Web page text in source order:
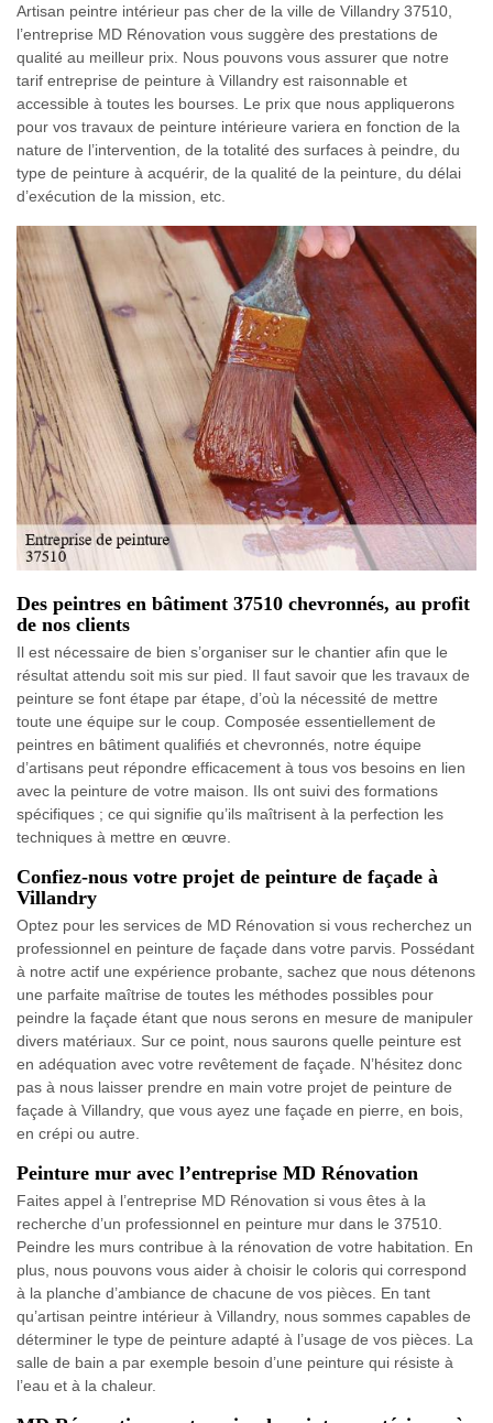
Artisan peintre intérieur pas cher de la ville de Villandry 37510,
l’entreprise MD Rénovation vous suggère des prestations de
qualité au meilleur prix. Nous pouvons vous assurer que notre
tarif entreprise de peinture à Villandry est raisonnable et
accessible à toutes les bourses. Le prix que nous appliquerons
pour vos travaux de peinture intérieure variera en fonction de la
nature de l’intervention, de la totalité des surfaces à peindre, du
type de peinture à acquérir, de la qualité de la peinture, du délai
d’exécution de la mission, etc.
Des peintres en bâtiment 37510 chevronnés, au profit
de nos clients
Il est nécessaire de bien s’organiser sur le chantier afin que le
résultat attendu soit mis sur pied. Il faut savoir que les travaux de
peinture se font étape par étape, d’où la nécessité de mettre
toute une équipe sur le coup. Composée essentiellement de
peintres en bâtiment qualifiés et chevronnés, notre équipe
d’artisans peut répondre efficacement à tous vos besoins en lien
avec la peinture de votre maison. Ils ont suivi des formations
spécifiques ; ce qui signifie qu’ils maîtrisent à la perfection les
techniques à mettre en œuvre.
Confiez-nous votre projet de peinture de façade à
Villandry
Optez pour les services de MD Rénovation si vous recherchez un
professionnel en peinture de façade dans votre parvis. Possédant
à notre actif une expérience probante, sachez que nous détenons
une parfaite maîtrise de toutes les méthodes possibles pour
peindre la façade étant que nous serons en mesure de manipuler
divers matériaux. Sur ce point, nous saurons quelle peinture est
en adéquation avec votre revêtement de façade. N’hésitez donc
pas à nous laisser prendre en main votre projet de peinture de
façade à Villandry, que vous ayez une façade en pierre, en bois,
en crépi ou autre.
Peinture mur avec l’entreprise MD Rénovation
Faites appel à l’entreprise MD Rénovation si vous êtes à la
recherche d’un professionnel en peinture mur dans le 37510.
Peindre les murs contribue à la rénovation de votre habitation. En
plus, nous pouvons vous aider à choisir le coloris qui correspond
à la planche d’ambiance de chacune de vos pièces. En tant
qu’artisan peintre intérieur à Villandry, nous sommes capables de
déterminer le type de peinture adapté à l’usage de vos pièces. La
salle de bain a par exemple besoin d’une peinture qui résiste à
l’eau et à la chaleur.